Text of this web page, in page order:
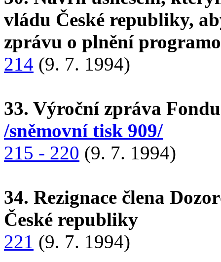
vládu České republiky,
zprávu o plnění
214 (9. 7. 1994)
33. Výroční zpráva
/sněmovní tisk 909/
215 - 220 (9. 7. 1994)
34. Rezignace člena
České republiky
221 (9. 7. 1994)